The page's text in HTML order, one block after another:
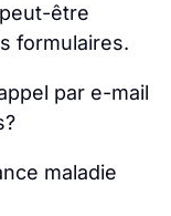
être
formulaires.
par e-mail
maladie